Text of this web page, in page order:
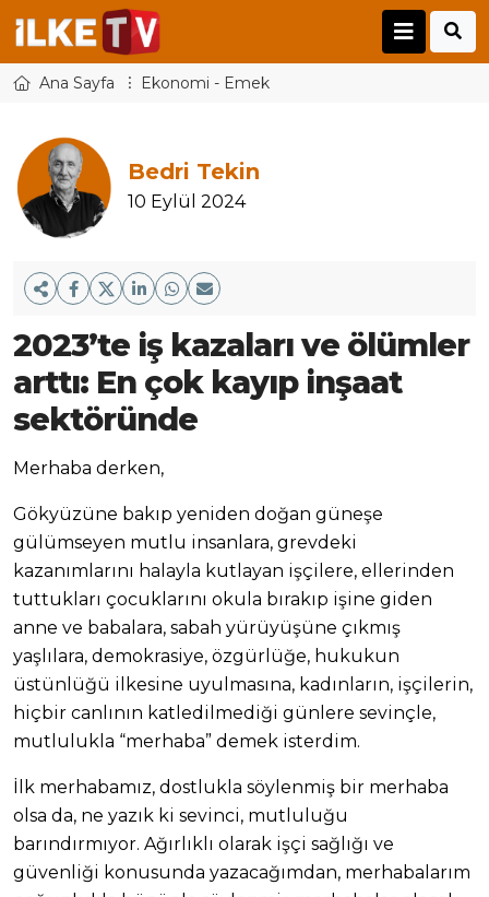
Ana Sayfa Ekonomi - Emek
Bedri Tekin
10 Eylül 2024
2023’te iş kazaları ve ölümler
arttı: En çok kayıp inşaat
sektöründe
Merhaba derken,
Gökyüzüne bakıp yeniden doğan güneşe
gülümseyen mutlu insanlara, grevdeki
kazanımlarını halayla kutlayan işçilere, ellerinden
tuttukları çocuklarını okula bırakıp işine giden
anne ve babalara, sabah yürüyüşüne çıkmış
yaşlılara, demokrasiye, özgürlüğe, hukukun
üstünlüğü ilkesine uyulmasına, kadınların, işçilerin,
hiçbir canlının katledilmediği günlere sevinçle,
mutlulukla “merhaba” demek isterdim.
İlk merhabamız, dostlukla söylenmiş bir merhaba
olsa da, ne yazık ki sevinci, mutluluğu
barındırmıyor. Ağırlıklı olarak işçi sağlığı ve
güvenliği konusunda yazacağımdan, merhabalarım